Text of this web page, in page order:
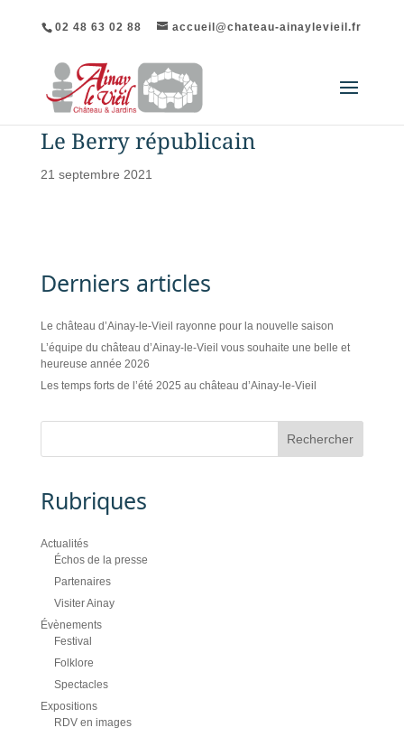
02 48 63 02 88 accueil@chateau-ainaylevieil.fr
Le Berry républicain
21 septembre 2021
Derniers articles
Le château d’Ainay-le-Vieil rayonne pour la nouvelle saison
L’équipe du château d’Ainay-le-Vieil vous souhaite une belle et
heureuse année 2026
Les temps forts de l’été 2025 au château d’Ainay-le-Vieil
Rubriques
Actualités
Échos de la presse
Partenaires
Visiter Ainay
Évènements
Festival
Folklore
Spectacles
Expositions
RDV en images